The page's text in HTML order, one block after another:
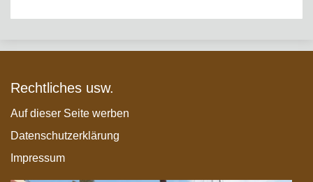
Rechtliches usw.
Auf dieser Seite werben
Datenschutzerklärung
Impressum